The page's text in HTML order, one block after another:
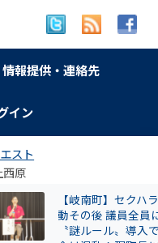
情報提供・連絡先
イン
スト
西原
広澤克実氏が新社
「安倍元首相暗殺
件」で辞職した奈